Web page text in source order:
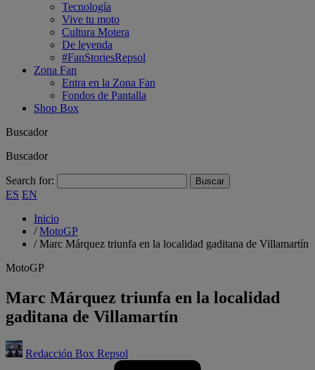
Tecnología
Vive tu moto
Cultura Motera
De leyenda
#FanStoriesRepsol
Zona Fan
Entra en la Zona Fan
Fondos de Pantalla
Shop Box
Buscador
Buscador
Search for:
ES EN
Inicio
/MotoGP
/Marc Márquez triunfa en la localidad gaditana de Villamartín
MotoGP
Marc Márquez triunfa en la localidad
gaditana de Villamartín
Redacción Box Repsol